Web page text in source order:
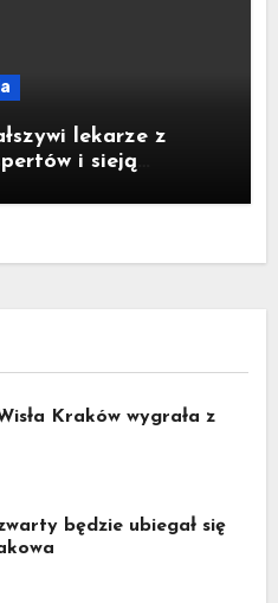
lekarze z
i sieją
Kraków wygrała z
będzie ubiegał się